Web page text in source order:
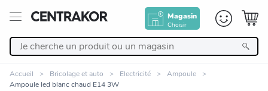
Magasin
Choisir
Accueil Bricolage et auto Electricité
Ampoule
Ampoule led blanc chaud E14 3W